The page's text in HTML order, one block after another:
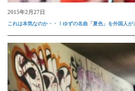
2015年2月27日
これは本気なのか・・！ゆずの名曲「夏色」を外国人が